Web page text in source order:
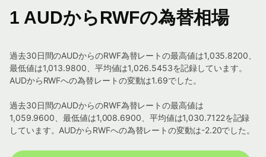
1 AUDからRWFの為替相場
過去30日間のAUDからのRWF為替レートの最高値は1,035.8200、
最低値は1,013.9800、平均値は1,026.5453を記録しています。
AUDからRWFへの為替レートの変動は1.69でした。
過去30日間のAUDからのRWF為替レートの最高値は
1,059.9600、最低値は1,008.6900、平均値は1,030.7122を記録
しています。AUDからRWFへの為替レートの変動は-2.20でした。